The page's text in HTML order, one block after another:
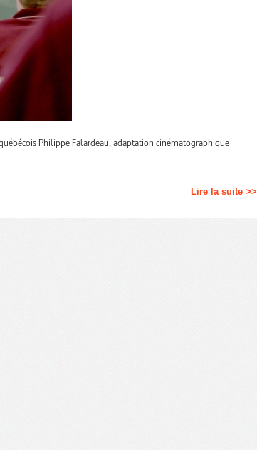
Philippe Falardeau, adaptation cinématographique
Lire la suite >>